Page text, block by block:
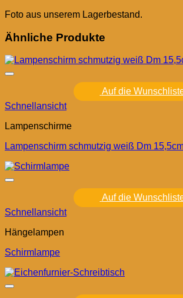
Foto aus unserem Lagerbestand.
Ähnliche Produkte
Auf die
Schnellansicht
Lampenschirme
Lampenschirm schmutzig weiß Dm
Auf die
Schnellansicht
Hängelampen
Schirmlampe